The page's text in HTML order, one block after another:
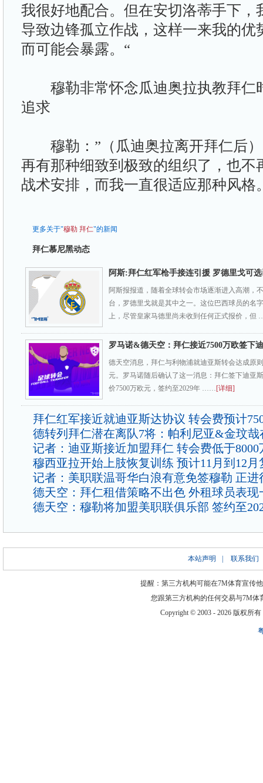
我很好地配合。但在安切洛蒂手下，
导致边锋孤立作战，这样一来我的优
而可能会暴露。“
穆勒非常怀念瓜迪奥拉执教拜仁
追求
穆勒：”（瓜迪奥拉离开拜仁后）
再有那种细致到极致的组织了，也不
战术安排，而我一直很适应那种风格
更多关于"穆勒 拜仁"的新闻
拜仁慕尼黑动态
阿斯:拜仁红军枪手接连引援 罗德里戈可
阿斯报报道，随着全球转会市场逐渐进入高潮，
台，罗德里戈就是其中之一。这位巴西球员的名
上，尽管皇家马德里尚未收到任何正式报价，
罗马诺&德天空：拜仁接近7500万欧签下
德天空消息，拜仁与利物浦就迪亚斯转会达成原
元。罗马诺随后确认了这一消息：拜仁签下迪亚
价7500万欧元，签约至2029年 ……[详细]
拜仁红军接近就迪亚斯达协议 转会费预计
德转列拜仁潜在离队7将：帕利尼亚&金玟哉
记者：迪亚斯接近加盟拜仁 转会费低于8000
穆西亚拉开始上肢恢复训练 预计11月到12月
记者：美职联温哥华白浪有意免签穆勒 正进
德天空：拜仁租借策略不出色 外租球员表现
德天空：穆勒将加盟美职联俱乐部 签约至
本站声明 联系我们
提醒：第三方机构可能在7M体育宣传
您跟第三方机构的任何交易与7M
Copyright © 2003 - 2026 版权所有